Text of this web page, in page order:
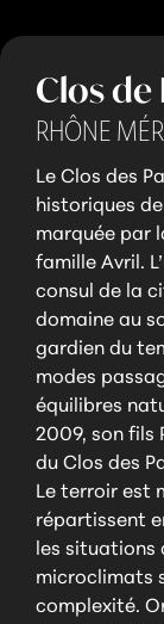
Clos de
RHÔNE
Le Clos des
historiques
marquée par
famille Avril.
consul de la
domaine au
gardien du
modes
équilibres
2009, son fils
du Clos des
Le terroir est
répartissent
les situations
microclimats
complexité.